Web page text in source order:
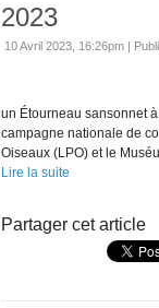
2023
10 Avril 2023, 16:26pm |
un Étourneau sansonnet
campagne nationale de
Oiseaux (LPO) et le
Lire la suite
Partager cet article